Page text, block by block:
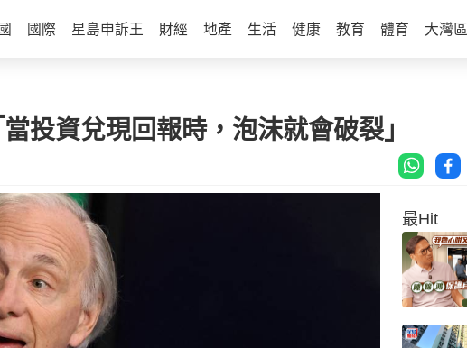
國際 星島申訴王 財經 地產 生活 健康 教育 體育 大灣區
投資兌現回報時，泡沫就會破裂」
最Hit